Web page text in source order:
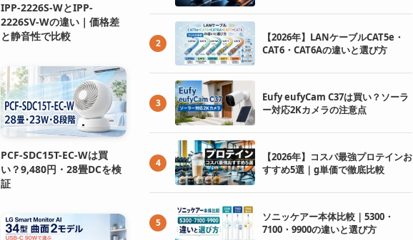
IPP-2226S-WとIPP-
2226SV-Wの違い｜価格差
と静音性で比較
PCF-SDC15T-EC-Wは買
い？9,480円・28畳DCを検
証
2
【2026年】LANケーブルCAT5e・
CAT6・CAT6Aの違いと選び方
3
Eufy eufyCam C37は買い？ソーラ
ー対応2Kカメラの注意点
4
【2026年】コスパ最強プロテインお
すすめ5選｜g単価で徹底比較
5
ソニッケアー本体比較｜5300・
7100・9900の違いと選び方